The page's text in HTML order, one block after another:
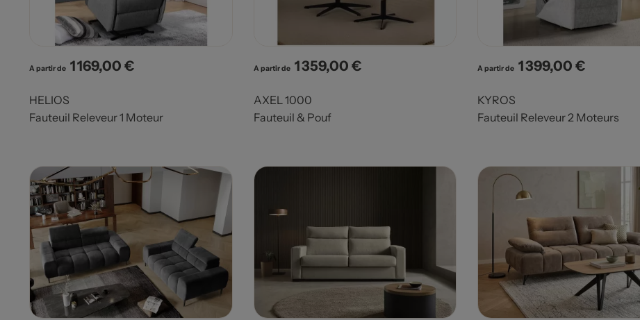
A partir de Prix
1 169,00 €
HELIOS
Fauteuil Releveur 1 Moteur
A partir de Prix
1 359,00 €
AXEL 1000
Fauteuil & Pouf
A partir de Prix
1 399,00 €
KYROS
Fauteuil Releveur 2 Moteurs